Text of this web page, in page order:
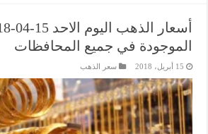
الموجودة في جميع المحافظات
15 أبريل، 2018 سعر الذهب